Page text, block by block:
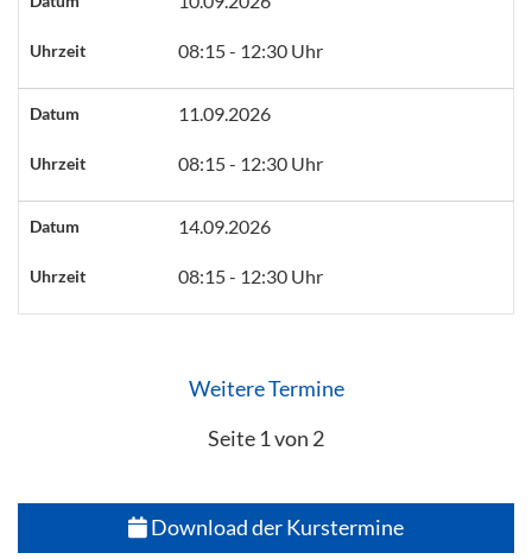
Uhrzeit 08:15 - 12:30 Uhr
Datum 11.09.2026
Uhrzeit 08:15 - 12:30 Uhr
Datum 14.09.2026
Uhrzeit 08:15 - 12:30 Uhr
Weitere Termine
Seite 1 von 2
Download der Kurstermine